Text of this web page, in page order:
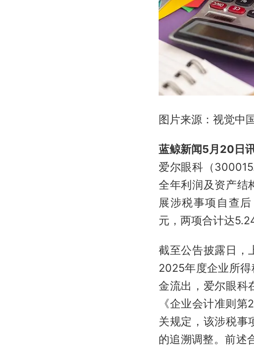
图片来源：视觉中
蓝鲸新闻5月20日
爱尔眼科（
全年利润及资产结
展涉税事项自查
元，两项合计达
截至公告披露日，
2025年度企业所
金流出，爱尔眼科
《企业会计准则
关规定，该涉税事
的追溯调整。前述